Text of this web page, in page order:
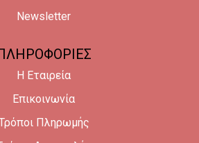
Newsletter
Η Εταιρεία
Επικοινωνία
Πληρωμής